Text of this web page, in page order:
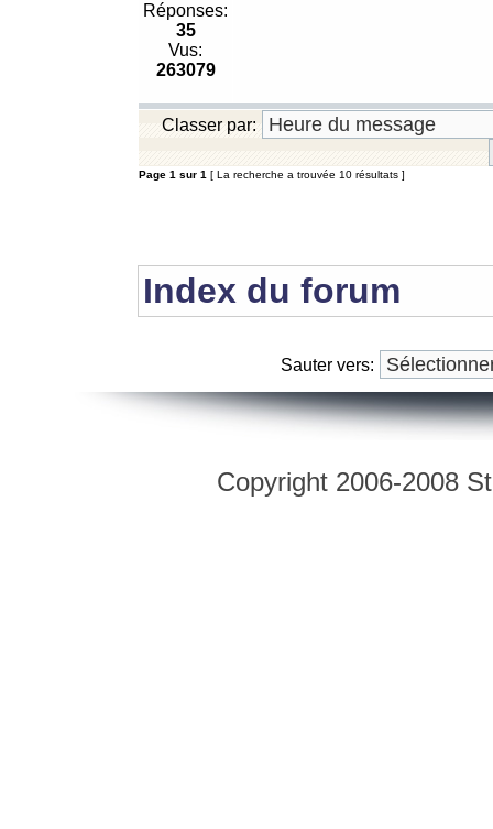
Réponses:
35
Vus:
263079
Classer par:
Page 1 sur 1 [ La recherche a trouvée 10 résultats ]
Index du forum
Sauter vers:
Copyright 2006-2008